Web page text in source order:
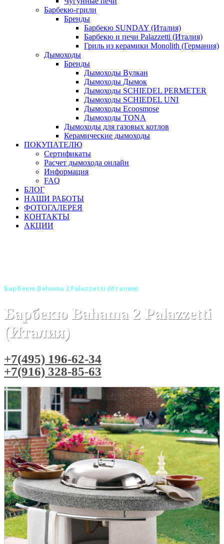
Барбекю-грили
Бренды
Барбекю SUNDAY (Италия)
Барбекю и печи Palazzetti (Италия)
Гриль из керамики Monolith (Германия)
Дымоходы
Бренды
Дымоходы Вулкан
Дымоходы Дымок
Дымоходы SCHIEDEL PERMETER
Дымоходы SCHIEDEL UNI
Дымоходы Ecoosmose
Дымоходы TONA
Дымоходы для газовых котлов
Керамические дымоходы
ПОКУПАТЕЛЮ
Сертификаты
Расчет дымохода онлайн
Информация
FAQ
БЛОГ
НАШИ РАБОТЫ
ФОТОГАЛЕРЕЯ
КОНТАКТЫ
АКЦИИ
Барбекю Bahama 2 Palazzetti (Италия)
Барбекю Bahama 2 Palazzetti
(Италия)
+7(495) 196-62-34
+7(916) 328-85-63